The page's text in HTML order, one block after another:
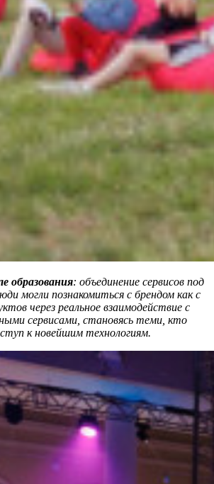
образования: объединение сервисов под
могли познакомиться с брендом как с
через реальное взаимодействие с
сервисами, становясь теми, кто
к новейшим технологиям.